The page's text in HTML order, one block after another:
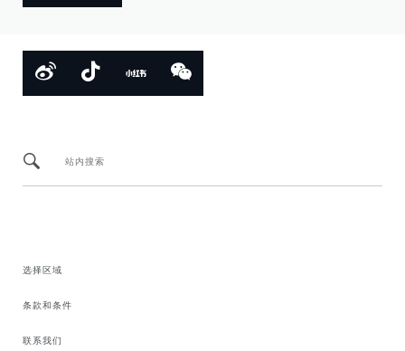
站内搜索
选择区域
条款和条件
联系我们